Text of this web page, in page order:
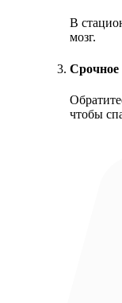
В
мозг.
Срочное
чтобы